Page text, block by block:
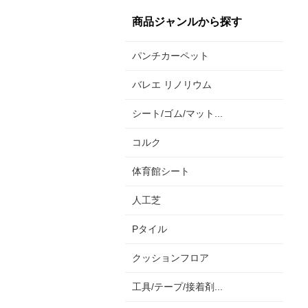
商品ジャンルから探す
パンチカーペット
バレエ リノリウム
シート/ゴム/マット...
コルク
体育館シート
人工芝
Pタイル
クッションフロア
工具/テープ/接着剤...